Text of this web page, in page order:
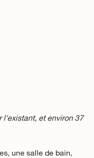
l'existant, et environ 37
une salle de bain,